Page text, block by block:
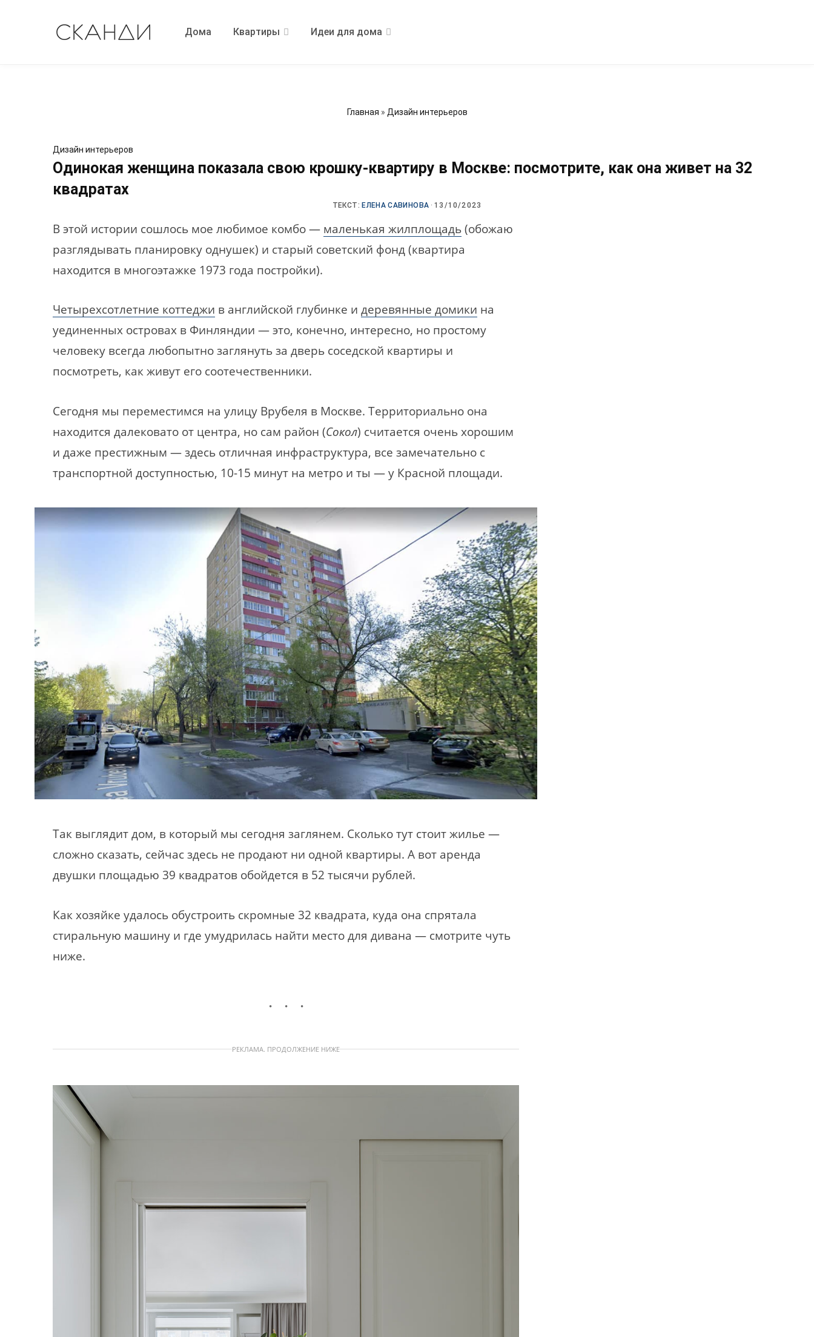
Дома Квартиры Идеи для дома
Главная » Дизайн интерьеров
Дизайн интерьеров
Одинокая женщина показала свою крошку-квартиру в Москве: посмотрите, как она живет на 32
квадратах
ТЕКСТ: ЕЛЕНА САВИНОВА ·13/10/2023
В этой истории сошлось мое любимое комбо — маленькая жилплощадь(обожаю
разглядывать планировку однушек) и старый советский фонд (квартира
находится в многоэтажке 1973 года постройки).
Четырехсотлетние коттеджи в английской глубинке и деревянные домики на
уединенных островах в Финляндии — это, конечно, интересно, но простому
человеку всегда любопытно заглянуть за дверь соседской квартиры и
посмотреть, как живут его соотечественники.
Сегодня мы переместимся на улицу Врубеля в Москве. Территориально она
находится далековато от центра, но сам район (Сокол) считается очень хорошим
и даже престижным — здесь отличная инфраструктура, все замечательно с
транспортной доступностью, 10-15 минут на метро и ты — у Красной площади.
Так выглядит дом, в который мы сегодня заглянем. Сколько тут стоит жилье —
сложно сказать, сейчас здесь не продают ни одной квартиры. А вот аренда
двушки площадью 39 квадратов обойдется в 52 тысячи рублей.
Как хозяйке удалось обустроить скромные 32 квадрата, куда она спрятала
стиральную машину и где умудрилась найти место для дивана — смотрите чуть
ниже.
РЕКЛАМА. ПРОДОЛЖЕНИЕ НИЖЕ